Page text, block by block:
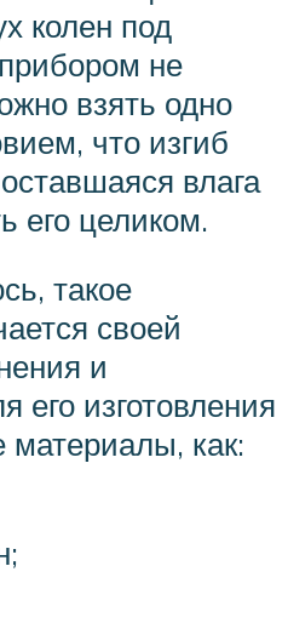
колен под
не
взять одно
что изгиб
влага
его целиком.
такое
своей
и
его изготовления
как: